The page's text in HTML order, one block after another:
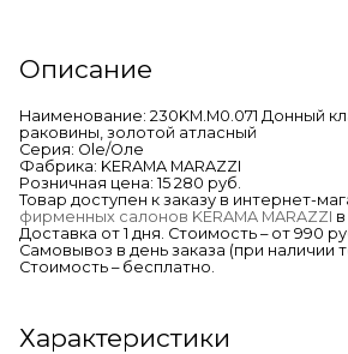
Описание
Наименование: 230KM.M0.071 Донный
раковины, золотой атласный
Серия: Ole/Оле
Фабрика: KERAMA MARAZZI
Розничная цена: 15 280 руб.
Товар доступен к заказу в интернет-
фирменных салонов KERAMA MARAZZI
Доставка от 1 дня. Стоимость – от 990
Самовывоз в день заказа (при наличии
Стоимость – бесплатно.
Характеристики